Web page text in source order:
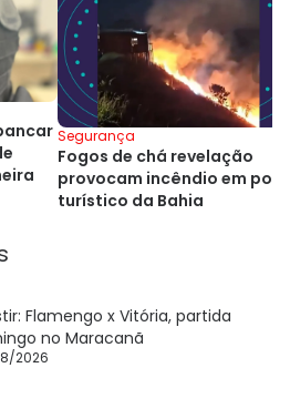
Segurança
Fogos de chá revelação
provocam incêndio em
turístico da Bahia
Flamengo x Vitória, partida
no Maracanã
2026